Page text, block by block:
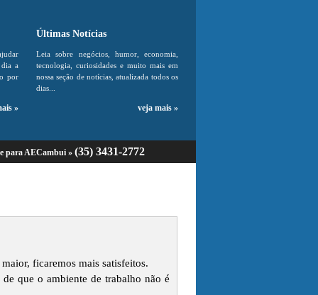
a
por
»
Últimas Notícias
Leia sobre negócios, humor, economia,
tecnologia, curiosidades e muito mais em
nossa seção de notícias, atualizada todos os
dias...
veja mais »
para AECambui » (35) 3431-2772
ficaremos mais satisfeitos.
que o ambiente de trabalho não é